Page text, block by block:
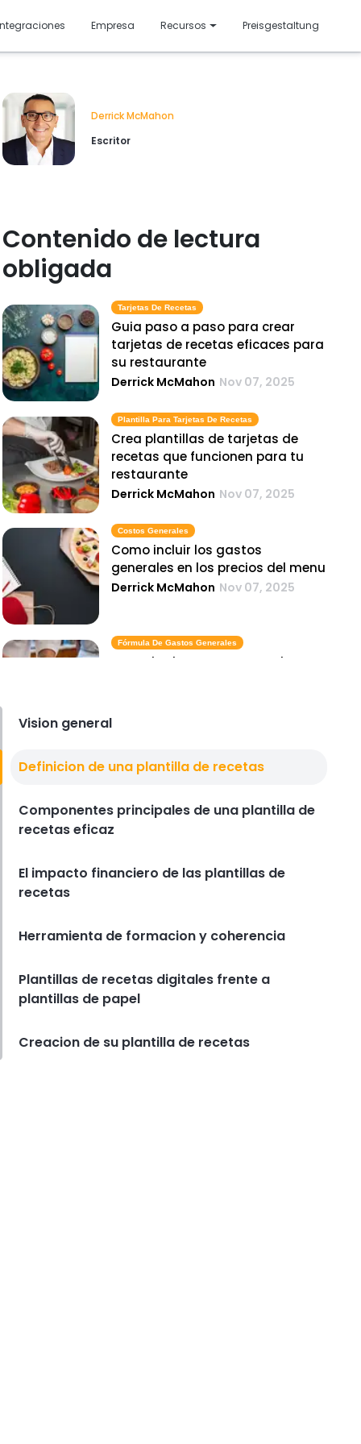
Empresa Recursos Preisgestaltung
Derrick McMahon
Escritor
Contenido de lectura
obligada
Tarjetas De Recetas
Guia paso a paso para crear
tarjetas de recetas eficaces para
su restaurante
Derrick McMahon Nov 07, 2025
Plantilla Para Tarjetas De Recetas
Crea plantillas de tarjetas de
recetas que funcionen para tu
restaurante
Derrick McMahon Nov 07, 2025
Costos Generales
Como incluir los gastos
generales en los precios del menu
Derrick McMahon Nov 07, 2025
Fórmula De Gastos Generales
Formula de gastos generales
Derrick McMahon
Como crear una receta para
Derrick McMahon Nov 07, 2025
Vision general
Definicion de una plantilla de recetas
Componentes principales de una plantilla de
recetas eficaz
El impacto financiero de las plantillas de
recetas
Herramienta de formacion y coherencia
Plantillas de recetas digitales frente a
plantillas de papel
Creacion de su plantilla de recetas